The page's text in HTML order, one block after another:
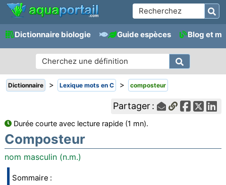
Dictionnaire biologie Guide espèces Blog et
Dictionnaire > Lexique mots en C > composteur
Partager :
Durée courte avec lecture rapide (1 mn).
Composteur
nom masculin (n.m.)
Sommaire :